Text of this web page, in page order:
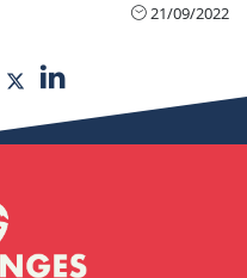
21/09/2022